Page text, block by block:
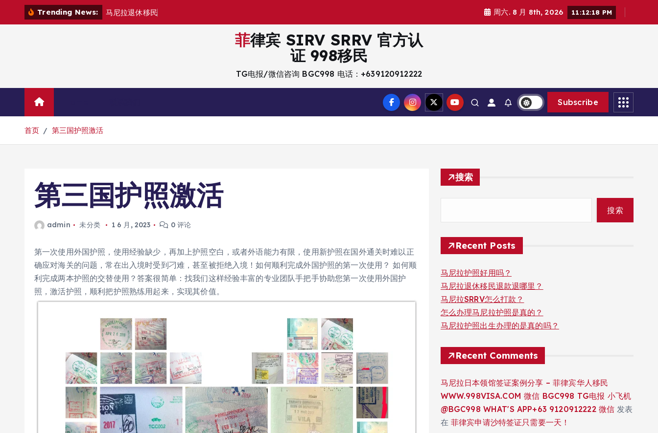
Trending News: 马 尼拉退休移民 周六. 8 月 8th, 2026 11:12:20 PM
菲律宾 SIRV SRRV 官方认
证 998移民
TG电报/微信咨询 BGC998 电话：+639120912222
Subscribe
首页 第三国护照激活
第三国护照激活
admin 未分类 1 6 月, 2023 0 评论
第一次使用外国护照，使用经验缺少，再加上护照空白，或者外语能力有限，使用新护照在国外通关时难以正
确应对海关的问题，常在出入境时受到刁难，甚至被拒绝入境！如何顺利完成外国护照的第一次使用？ 如何顺
利完成两本护照的交替使用？答案很简单：找我们这样经验丰富的专业团队手把手协助您第一次使用外国护
照，激活护照，顺利把护照熟练用起来，实现其价值。
搜索
搜索
Recent Posts
马尼拉护照好用吗？
马尼拉退休移民退款退哪里？
马尼拉SRRV怎么打款？
怎么办理马尼拉护照是真的？
马尼拉护照出生办理的是真的吗？
Recent Comments
马尼拉日本领馆签证案例分享 – 菲律宾华人移民
WWW.998VISA.COM 微信 BGC998 TG电报 小飞机
@BGC998 WHAT'S APP+63 9120912222 微信 发表
在 菲律宾申请沙特签证只需要一天！